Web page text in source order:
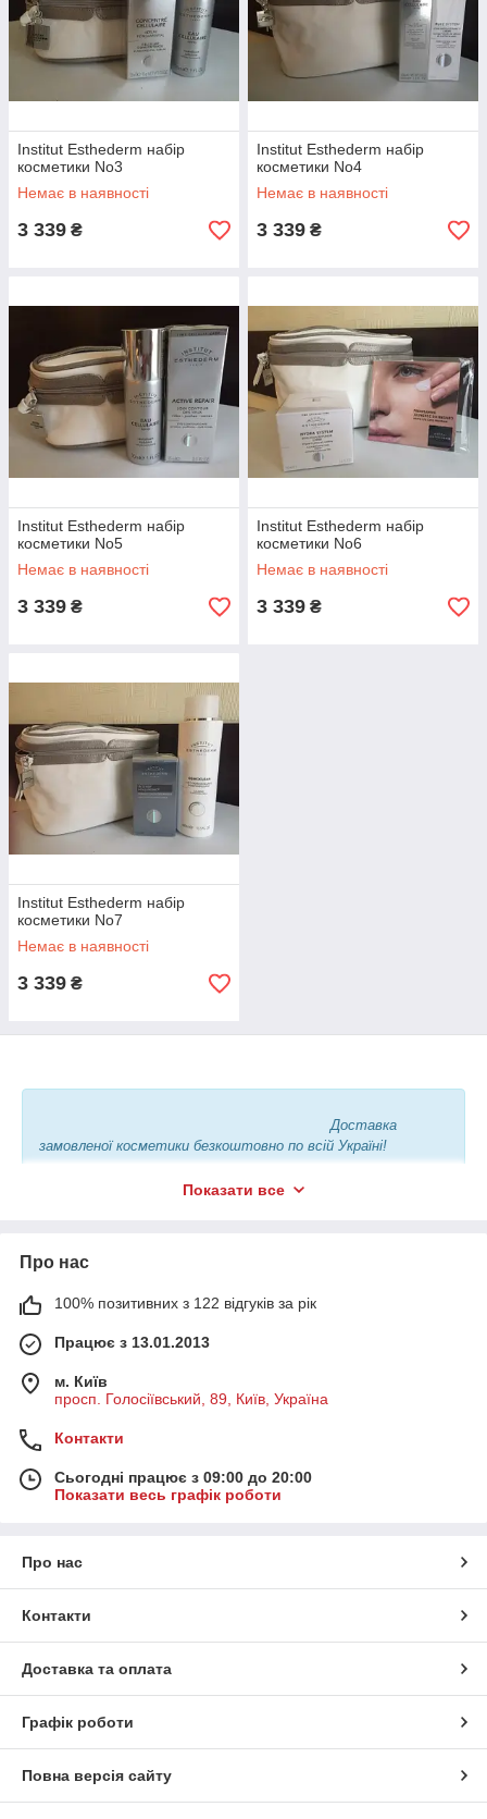
Institut Esthederm набір
косметики No3
Немає в наявності
3 339 ₴
Institut Esthederm набір
косметики No4
Немає в наявності
3 339 ₴
Institut Esthederm набір
косметики No5
Немає в наявності
3 339 ₴
Institut Esthederm набір
косметики No6
Немає в наявності
3 339 ₴
Institut Esthederm набір
косметики No7
Немає в наявності
3 339 ₴
Доставка
замовленої косметики безкоштовно по всій Україні!
З нами вигідно
співпрацювати!
Грамотні консультації та поради, будуємо
після вашого підтвердження оплати
У нашому інтернет - бутіку ретельно
Ми цінуємо вашу довіру!
Якщо ви вперше робите у нас замовлення, можете
ознайомитися з вдячними відгуками наших клієнтів і покупців.
Показати все
Про нас
100% позитивних з 122 відгуків за рік
Працює з 13.01.2013
м. Київ
просп. Голосіївський, 89, Київ, Україна
Контакти
Сьогодні працює з 09:00 до 20:00
Показати весь графік роботи
Про нас
Контакти
Доставка та оплата
Графік роботи
Повна версія сайту